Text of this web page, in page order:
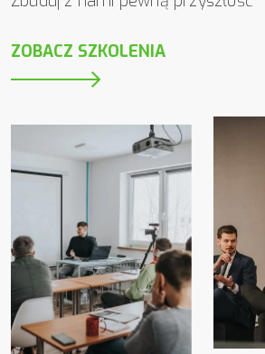
ZOBACZ SZKOLENIA